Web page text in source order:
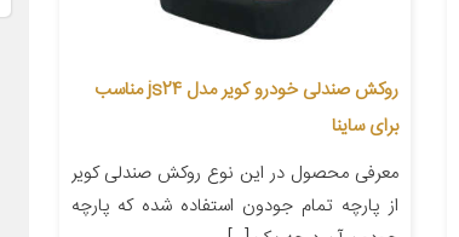
روکش صندلی خودرو کویر مدل js24 مناسب
برای ساینا
معرفی محصول در این نوع روکش صندلی کویر
از پارچه تمام جودون استفاده شده که پارچه